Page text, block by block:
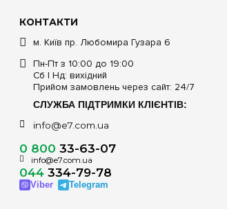
КОНТАКТИ
м. Київ пр. Любомира Гузара 6
Пн-Пт з 10:00 до 19:00
Сб | Нд: вихідний
Прийом замовлень через сайт: 24/7
СЛУЖБА ПІДТРИМКИ КЛІЄНТІВ:
info@e7.com.ua
0 800 33-63-07
info@e7.com.ua
044334-79-78
Viber Telegram